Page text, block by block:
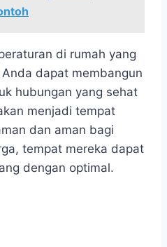
di rumah yang
dapat membangun
hubungan yang sehat
menjadi tempat
dan aman bagi
tempat mereka dapat
dengan optimal.